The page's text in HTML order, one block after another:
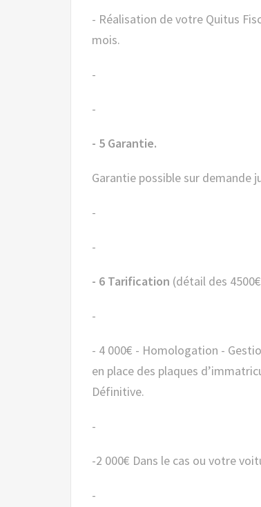
- Réalisation de votre Quitus Fiscal auprès des services des Impôts, gratuit pour les voitures de plus de 6
mois.
-
-
- 5 Garantie.
Garantie possible sur demande
-
-
- 6 Tarification (détail des
-
- 4 000€ - Homologation - Gestion Achat et livraison à Lille. - Homologation. – Contrôle technique. - Mise
en place des plaques
Définitive.
-
-2 000€ Dans le cas ou votre
-